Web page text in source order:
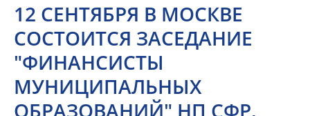
12 СЕНТЯБРЯ В МОСКВЕ
СОСТОИТСЯ ЗАСЕДАНИЕ
"ФИНАНСИСТЫ
МУНИЦИПАЛЬНЫХ
ОБРАЗОВАНИЙ" НП СФР.